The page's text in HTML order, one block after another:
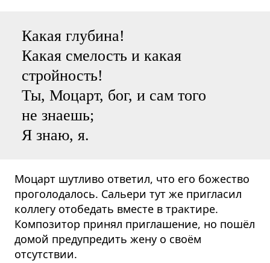
Какая глубина!
Какая смелость и какая
стройность!
Ты, Моцарт, бог, и сам того
не знаешь;
Я знаю, я.
Моцарт шутливо ответил, что его божество
проголодалось. Сальери тут же пригласил
коллегу отобедать вместе в трактире.
Композитор принял приглашение, но пошёл
домой предупредить жену о своём
отсутствии.